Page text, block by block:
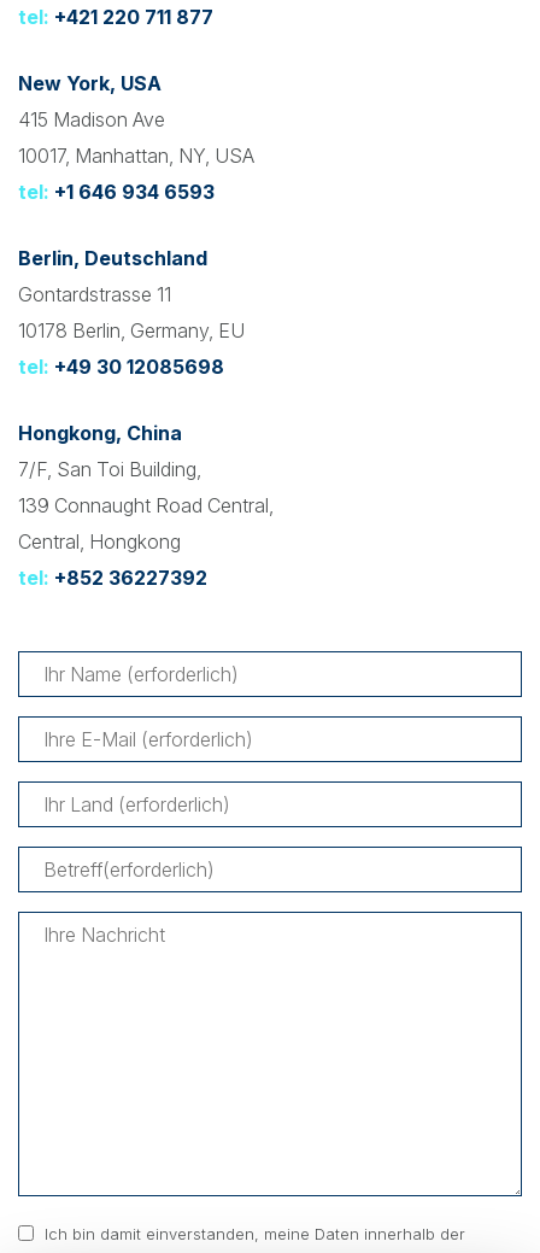
tel: +421 220 711 877
New York, USA
415 Madison Ave
10017, Manhattan, NY, USA
tel: +1 646 934 6593
Berlin, Deutschland
Gontardstrasse 11
10178 Berlin, Germany, EU
tel: +49 30 12085698
Hongkong, China
7/F, San Toi Building,
139 Connaught Road Central,
Central, Hongkong
tel: +852 36227392
Ich bin damit einverstanden, meine Daten innerhalb der